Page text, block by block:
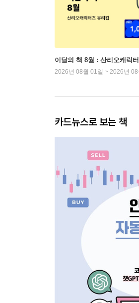
이달의 책 8월 : 산리오캐릭
2026년 08월 01일 ~ 2026년 08
카드뉴스로 보는 책